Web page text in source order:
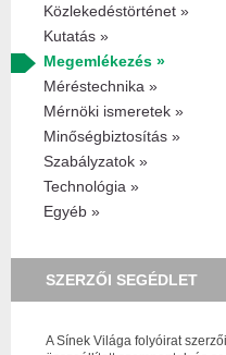
Közlekedéstörténet »
Kutatás »
Megemlékezés »
Méréstechnika »
Mérnöki ismeretek »
Minőségbiztosítás »
Szabályzatok »
Technológia »
Egyéb »
SZERZŐI SEGÉDLET
A Sínek Világa folyóirat